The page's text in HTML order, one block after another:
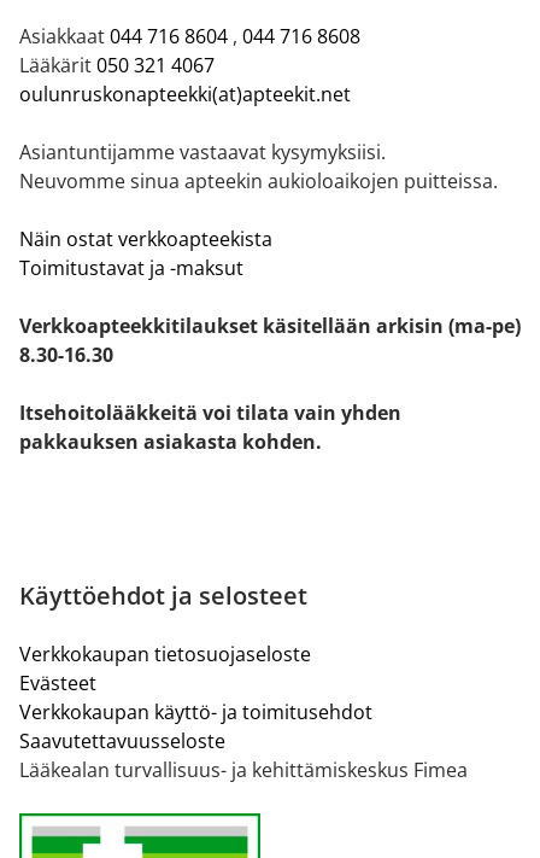
Asiakkaat044 716 8604 , 044 716 8608
Lääkärit050 321 4067
oulunruskonapteekki(at)apteekit.net
Asiantuntijamme vastaavat kysymyksiisi.
Neuvomme sinua apteekin aukioloaikojen puitteissa.
Näin ostat verkkoapteekista
Toimitustavat ja -maksut
Verkkoapteekkitilaukset käsitellään arkisin (ma-pe)
8.30-16.30
Itsehoitolääkkeitä voi tilata vain yhden
pakkauksen asiakasta kohden.
Käyttöehdot ja selosteet
Verkkokaupan tietosuojaseloste
Evästeet
Verkkokaupan käyttö- ja toimitusehdot
Saavutettavuusseloste
Lääkealan turvallisuus- ja kehittämiskeskus Fimea